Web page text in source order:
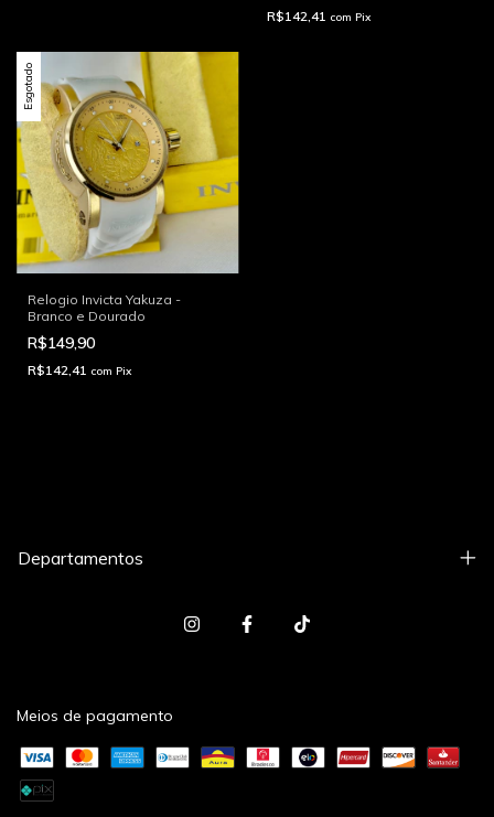
R$142,41 com Pix
Esgotado
Relogio Invicta Yakuza -
Branco e Dourado
R$149,90
R$142,41 com Pix
Departamentos
Meios de pagamento